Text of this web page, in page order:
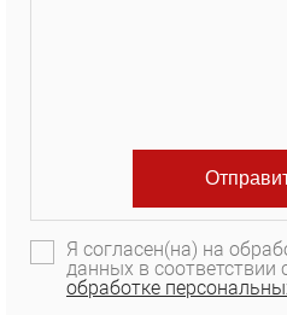
Я согласен(на) на
данных в соответствии
обработке